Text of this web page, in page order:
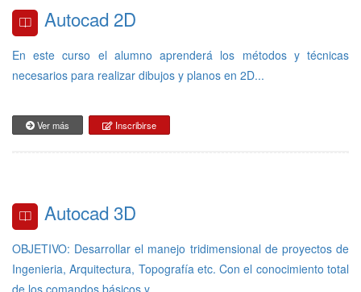
Autocad 2D
En este curso el alumno aprenderá los métodos y técnicas
necesarios para realizar dibujos y planos en 2D...
Ver más Inscribirse
Autocad 3D
OBJETIVO: Desarrollar el manejo tridimensional de proyectos de
Ingenieria, Arquitectura, Topografía etc. Con el conocimiento total